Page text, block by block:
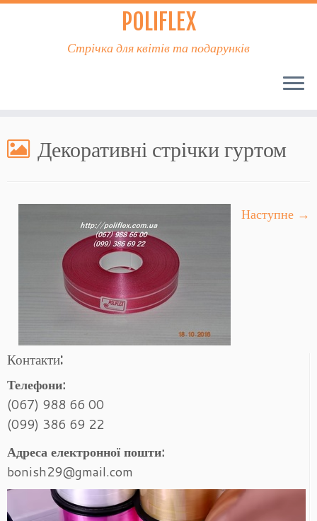
POLIFLEX
Стрічка для квітів та подарунків
Декоративні стрічки гуртом
Наступне →
Контакти:
Телефони:
(067) 988 66 00
(099) 386 69 22
Адреса електронної пошти:
bonish29@gmail.com